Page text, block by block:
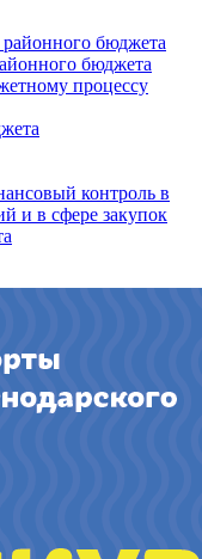
бюджета
бюджета
процессу
контроль в
и в сфере закупок